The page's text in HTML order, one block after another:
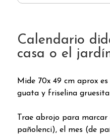
Calendario
casa o el
Mide 70x 49 cm aprox
guata y friselina
Trae abrojo para marcar
pañolenci), el mes (de